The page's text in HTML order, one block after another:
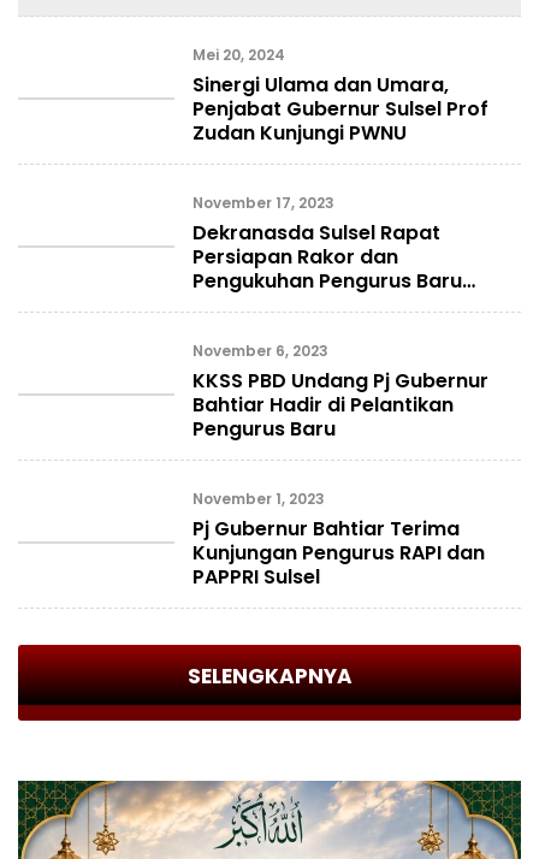
Mei 20, 2024
Sinergi Ulama dan Umara,
Penjabat Gubernur Sulsel Prof
Zudan Kunjungi PWNU
November 17, 2023
Dekranasda Sulsel Rapat
Persiapan Rakor dan
Pengukuhan Pengurus Baru
Periode 2023-2024
November 6, 2023
KKSS PBD Undang Pj Gubernur
Bahtiar Hadir di Pelantikan
Pengurus Baru
November 1, 2023
Pj Gubernur Bahtiar Terima
Kunjungan Pengurus RAPI dan
PAPPRI Sulsel
SELENGKAPNYA